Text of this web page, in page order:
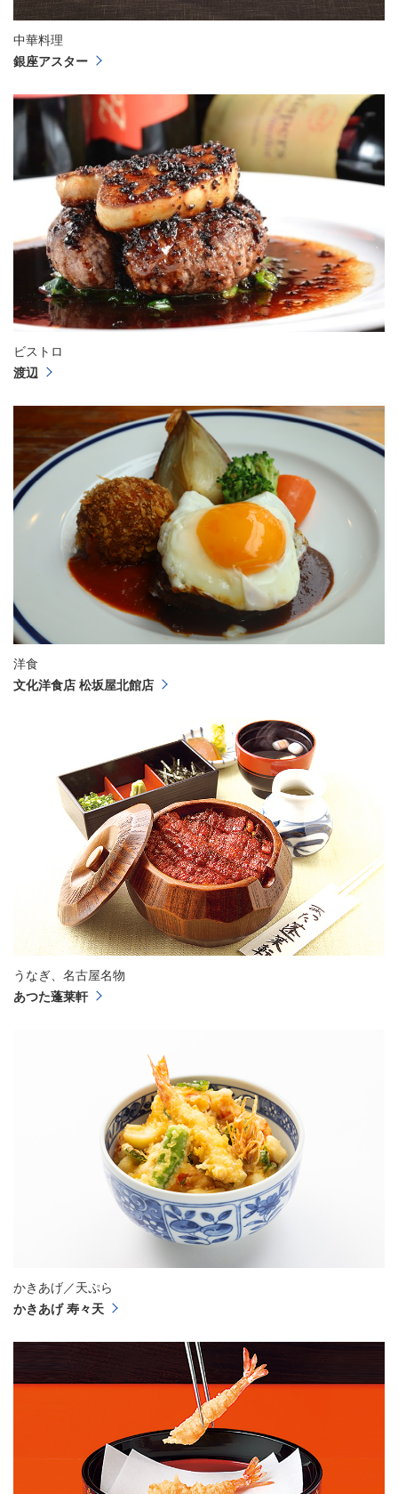
中華料理
銀座アスター
ビストロ
渡辺
洋食
文化洋食店 松坂屋北館店
うなぎ、名古屋名物
あつた蓬莱軒
かきあげ／天ぷら
かきあげ 寿々天